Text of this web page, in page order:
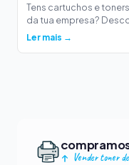
Tens cartuchos e
da tua empresa?
Ler mais →
Vender toner